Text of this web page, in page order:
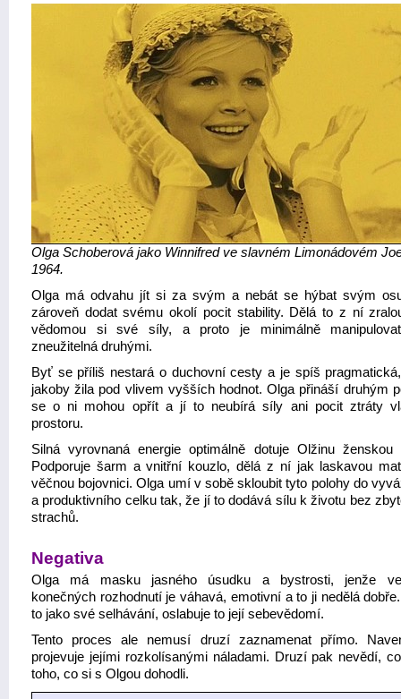
Olga Schoberová jako Winnifred ve slavném Limonádovém
1964.
Olga má odvahu jít si za svým a nebát se hýbat svým
zároveň dodat svému okolí pocit stability. Dělá to z ní
vědomou si své síly, a proto je minimálně
zneužitelná druhými.
Byť se příliš nestará o duchovní cesty a je spíš
jakoby žila pod vlivem vyšších hodnot. Olga přináší druhým
se o ni mohou opřít a jí to neubírá síly ani pocit ztráty
prostoru.
Silná vyrovnaná energie optimálně dotuje Olžinu ženskou
Podporuje šarm a vnitřní kouzlo, dělá z ní jak laskavou
věčnou bojovnici. Olga umí v sobě skloubit tyto polohy do
a produktivního celku tak, že jí to dodává sílu k životu bez
strachů.
Negativa
Olga má masku jasného úsudku a bystrosti, jenže
konečných rozhodnutí je váhavá, emotivní a to ji nedělá
to jako své selhávání, oslabuje to její sebevědomí.
Tento proces ale nemusí druzí zaznamenat přímo.
projevuje jejími rozkolísanými náladami. Druzí pak nevědí,
toho, co si s Olgou dohodli.